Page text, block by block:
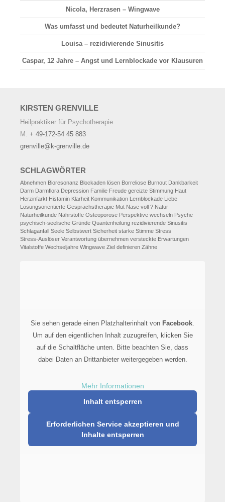
Nicola, Herzrasen – Wingwave
Was umfasst und bedeutet Naturheilkunde?
Louisa – rezidivierende Sinusitis
Caspar, 12 Jahre – Angst und Lernblockade vor Klausuren
KIRSTEN GRENVILLE
Heilpraktiker für Psychotherapie
M. + 49-172-54 45 883
grenville@k-grenville.de
SCHLAGWÖRTER
Abnehmen Bioresonanz Blockaden lösen Borreliose Burnout Dankbarkeit
Darm Darmflora Depression Familie Freude gereizte Stimmung Haut
Herzinfarkt Histamin Klarheit Kommunikation Lernblockade Liebe
Lösungsorientierte Gesprächstherapie Mut Nase voll ? Natur
Naturheilkunde Nährstoffe Osteoporose Perspektive wechseln Psyche
psychisch-seelische Gründe Quantenheilung rezidivierende Sinusitis
Schlaganfall Seele Selbstwert Sicherheit starke Stimme Stress
Stress-Auslöser Verantwortung übernehmen versteckte Erwartungen
Vitalstoffe Wechseljahre Wingwave Ziel definieren Zähne
Sie sehen gerade einen Platzhalterinhalt von Facebook.
Um auf den eigentlichen Inhalt zuzugreifen, klicken Sie
auf die Schaltfläche unten. Bitte beachten Sie, dass
dabei Daten an Drittanbieter weitergegeben werden.
Mehr Informationen
Inhalt entsperren
Erforderlichen Service akzeptieren und
Inhalte entsperren